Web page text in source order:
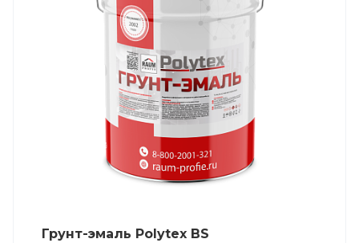
Грунт-эмаль Polytex BS